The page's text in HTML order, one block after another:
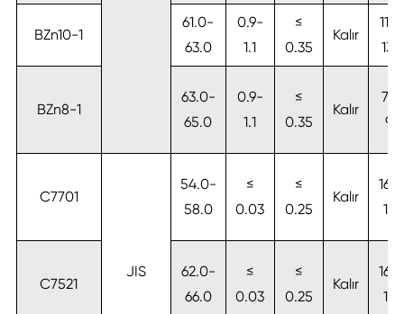
BZn10-1
61.0-
63.0
0.9-
1.1
≤
0.35
Kalır
BZn8-1
63.0-
65.0
0.9-
1.1
≤
0.35
Kalır
9.0
C7701
JIS
54.0-
58.0
≤
0.03
≤
0.25
Kalır
19.5
C7521
62.0-
66.0
≤
0.03
≤
0.25
Kalır
19.5